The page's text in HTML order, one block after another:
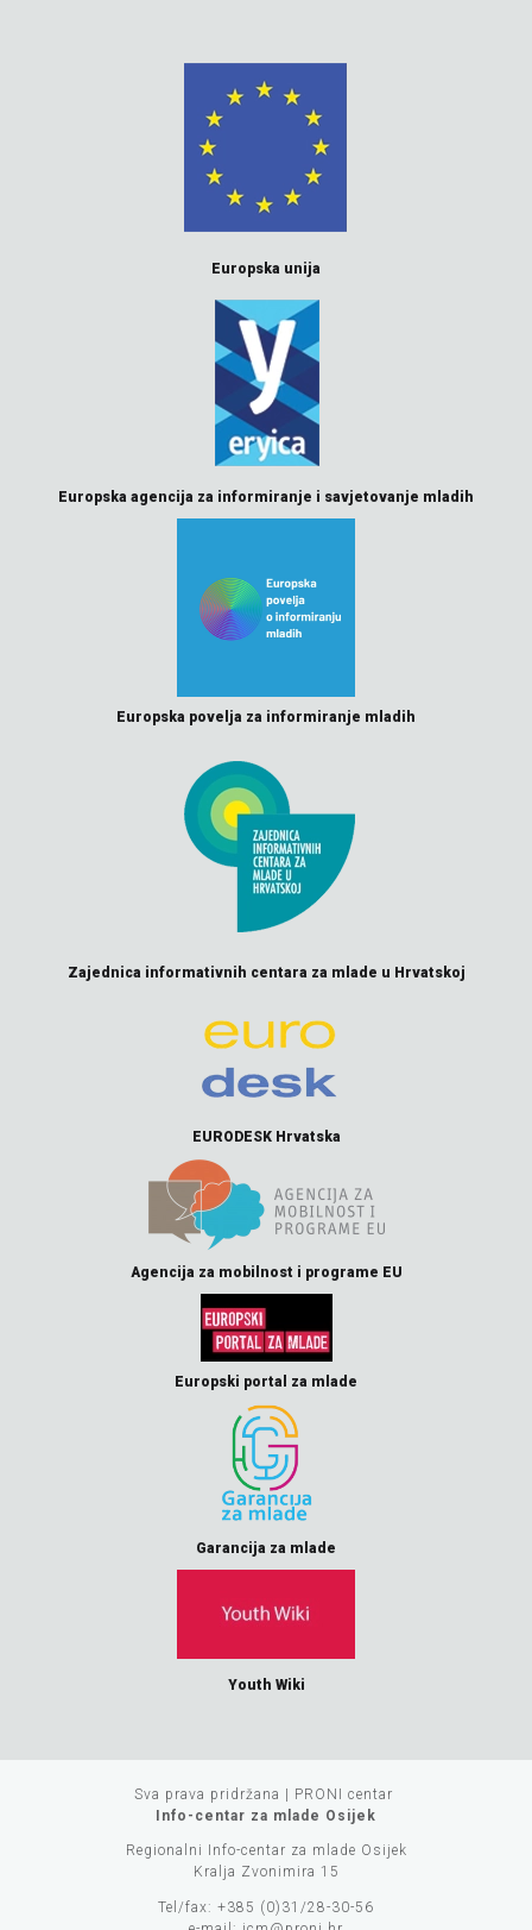
Europska unija
Europska agencija za informiranje i savjetovanje mladih
Europska povelja za informiranje mladih
Zajednica informativnih centara za mlade u Hrvatskoj
EURODESK Hrvatska
Agencija za mobilnost i programe EU
Europski portal za mlade
Garancija za mlade
Youth Wiki
Sva prava pridržana | PRONI centar
Info-centar za mlade Osijek
Regionalni Info-centar za mlade Osijek
Kralja Zvonimira 15
Tel/fax: +385 (0)31/28-30-56